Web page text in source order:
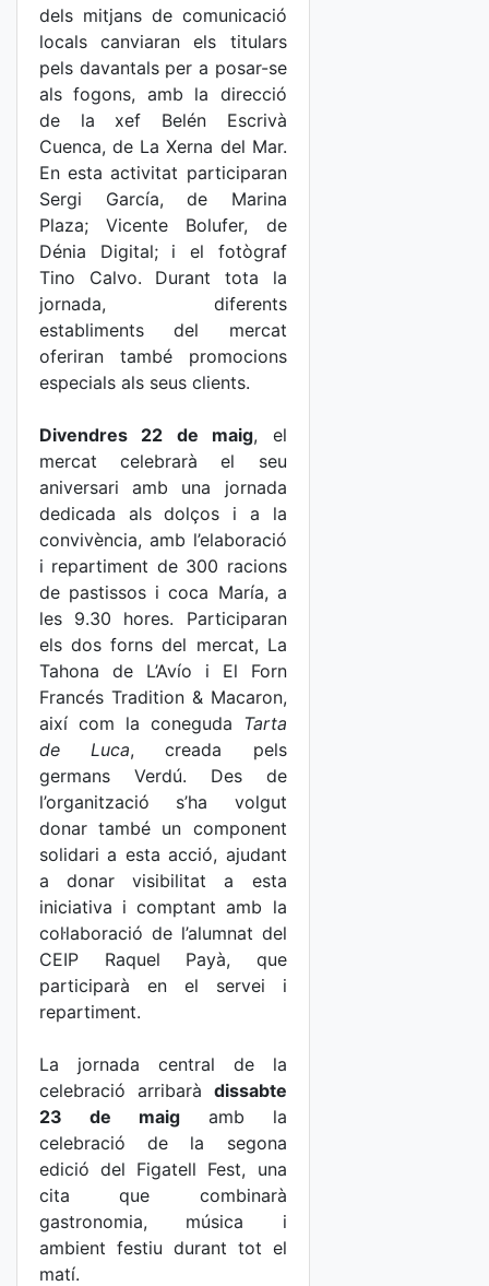
dels mitjans de comunicació
locals canviaran els titulars
pels davantals per a posar-se
als fogons, amb la direcció
de la xef Belén Escrivà
Cuenca, de La Xerna del Mar.
En esta activitat participaran
Sergi García, de Marina
Plaza; Vicente Bolufer, de
Dénia Digital; i el fotògraf
Tino Calvo. Durant tota la
jornada, diferents
establiments del mercat
oferiran també promocions
especials als seus clients.
Divendres 22 de maig, el
mercat celebrarà el seu
aniversari amb una jornada
dedicada als dolços i a la
convivència, amb l’elaboració
i repartiment de 300 racions
de pastissos i coca María, a
les 9.30 hores. Participaran
els dos forns del mercat, La
Tahona de L’Avío i El Forn
Francés Tradition & Macaron,
així com la coneguda Tarta
de Luca, creada pels
germans Verdú. Des de
l’organització s’ha volgut
donar també un component
solidari a esta acció, ajudant
a donar visibilitat a esta
iniciativa i comptant amb la
col·laboració de l’alumnat del
CEIP Raquel Payà, que
participarà en el servei i
repartiment.
La jornada central de la
celebració arribarà dissabte
23 de maigamb la
celebració de la segona
edició del Figatell Fest, una
cita que combinarà
gastronomia, música i
ambient festiu durant tot el
matí.